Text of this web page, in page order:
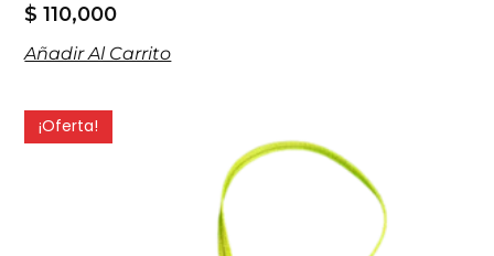
$ 110,000
Añadir Al Carrito
¡Oferta!